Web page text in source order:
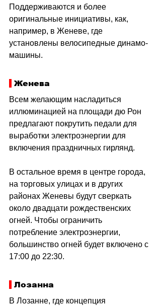
Поддерживаются и более
оригинальные инициативы, как,
например, в Женеве, где
установлены велосипедные динамо-
машины.
Женева
Всем желающим насладиться
иллюминацией на площади дю Рон
предлагают покрутить педали для
выработки электроэнергии для
включения праздничных гирлянд.
В остальное время в центре города,
на торговых улицах и в других
районах Женевы будут сверкать
около двадцати рождественских
огней. Чтобы ограничить
потребление электроэнергии,
большинство огней будет включено с
17:00 до 22:30.
Лозанна
В Лозанне, где концепция